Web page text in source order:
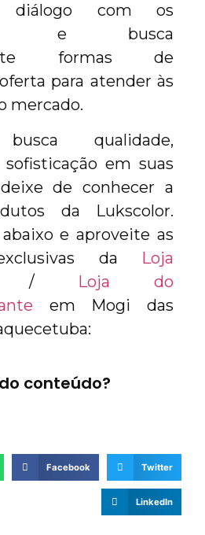
diálogo com os
e busca
formas de
para atender às
mercado.
qualidade,
em suas
de conhecer a
da Lukscolor.
e aproveite as
da Loja
Loja do
em Mogi das
conteúdo?
Facebook Twitter
LinkedIn